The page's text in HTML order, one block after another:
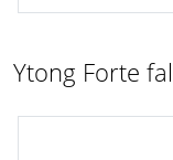
Ytong Forte